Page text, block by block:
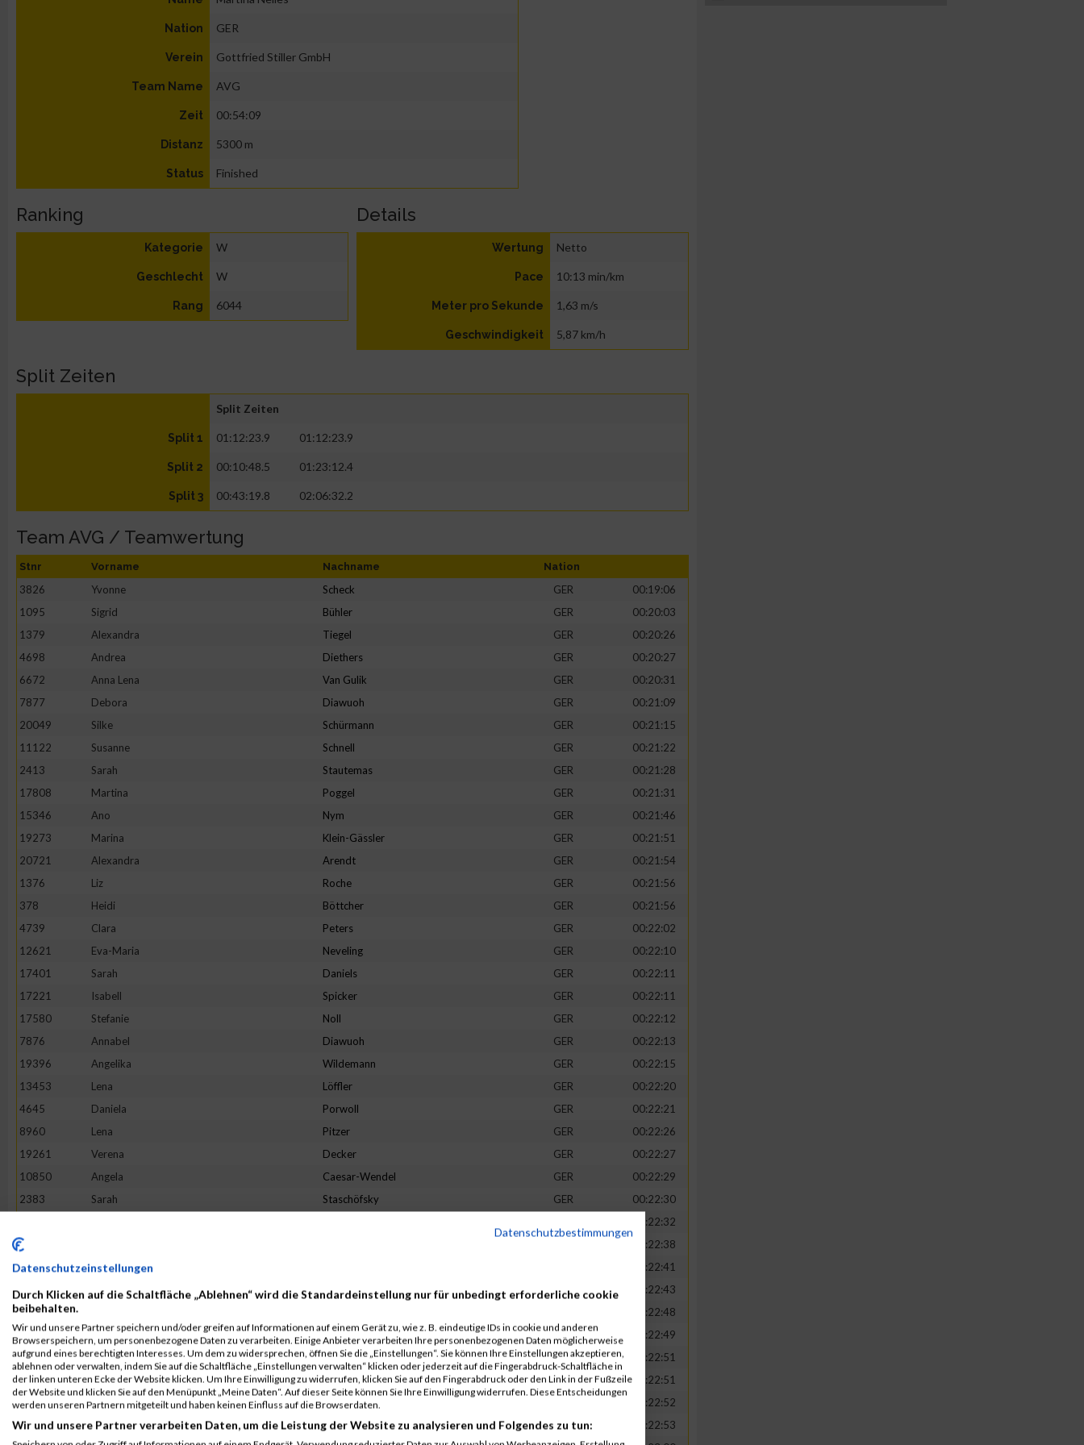
Nation GER
Verein Gottfried Stiller GmbH
Team Name AVG
Zeit 00:54:09
Distanz 5300 m
Status Finished
Ranking
Kategorie W
Geschlecht W
Rang 6044
Details
Wertung Netto
Pace 10:13 min/km
Meter pro Sekunde 1,63 m/s
Geschwindigkeit 5,87 km/h
Split Zeiten
Split Zeiten
Split 1 01:12:23.9 01:12:23.9
Split 2 00:10:48.5 01:23:12.4
Split 3 00:43:19.8 02:06:32.2
Team AVG / Teamwertung
Stnr Vorname Nachname Nation
3826 Yvonne Scheck GER
00:19:06
1095
Sigrid Bühler GER
00:20:03
1379
Alexandra Tiegel GER
00:20:26
4698
Andrea Diethers GER
00:20:27
6672
Anna Lena Van Gulik GER
00:20:31
7877
Debora Diawuoh GER
00:21:09
20049
Silke Schürmann GER
00:21:15
11122
Susanne Schnell GER
00:21:22
2413
Sarah Stautemas GER
00:21:28
17808
Martina Poggel GER
00:21:31
15346
Ano Nym GER
00:21:46
19273
Marina Klein-Gässler GER
00:21:51
20721
Alexandra Arendt GER
00:21:54
1376
Liz Roche GER
00:21:56
378
Heidi Böttcher GER
00:21:56
4739
Clara Peters GER
00:22:02
12621
Eva-Maria Neveling GER
00:22:10
17401
Sarah Daniels GER
00:22:11
17221
Isabell Spicker GER
00:22:11
17580
Stefanie Noll GER
00:22:12
7876
Annabel Diawuoh GER
00:22:13
19396
Angelika Wildemann GER
00:22:15
13453
Lena Löffler GER
00:22:20
4645
Daniela Porwoll GER
00:22:21
8960
Lena Pitzer GER
00:22:26
19261
Verena Decker GER
00:22:27
10850
Angela Caesar-Wendel GER
00:22:29
2383
Sarah Staschöfsky GER
00:22:30
00:22:32
10079
00:22:38
18862
Tineke
00:22:41
18205
Sandra Hermann GER
00:22:43
3475
00:22:48
16268
Lotte Lehmbruck GER
00:22:49
5049
Sabine Eim GER
00:22:51
7653
Franziska Flügge GER
00:22:51
1380
Jeanne Li Voß
00:22:52
6002
Julia Halberstadt GER
00:22:53
Datenschutzbestimmungen
Datenschutzeinstellungen
Durch Klicken auf die Schaltfläche „Ablehnen“ wird die Standardeinstellung nur für unbedingt erforderliche cookie
beibehalten.
Wir und unsere Partner speichern und/oder greifen auf Informationen auf einem Gerät zu, wie z. B. eindeutige IDs in cookie und anderen
Browserspeichern, um personenbezogene Daten zu verarbeiten. Einige Anbieter verarbeiten Ihre personenbezogenen Daten möglicherweise
aufgrund eines berechtigten Interesses. Um dem zu widersprechen, öffnen Sie die „Einstellungen“. Sie können Ihre Einstellungen akzeptieren,
ablehnen oder verwalten, indem Sie auf die Schaltfläche „Einstellungen verwalten“ klicken oder jederzeit auf die Fingerabdruck-Schaltfläche in
der linken unteren Ecke der Website klicken. Um Ihre Einwilligung zu widerrufen, klicken Sie auf den Fingerabdruck oder den Link in der Fußzeile
der Website und klicken Sie auf den Menüpunkt „Meine Daten“. Auf dieser Seite können Sie Ihre Einwilligung widerrufen. Diese Entscheidungen
werden unseren Partnern mitgeteilt und haben keinen Einfluss auf die Browserdaten.
Wir und unsere Partner verarbeiten Daten, um die Leistung der Website zu analysieren und Folgendes zu tun: